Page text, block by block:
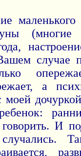
маленького
(многие
случае
а
говорить. И